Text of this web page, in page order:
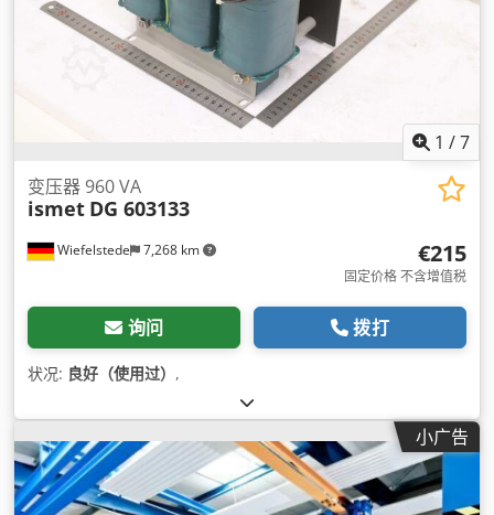
1 /7
Wiefelstede 7,268 km
变压器 960 VA
ismet DG 603133
€215
固定价格 不含增值税
询问 拨打
状况: 良好（使用过） ,
小广告